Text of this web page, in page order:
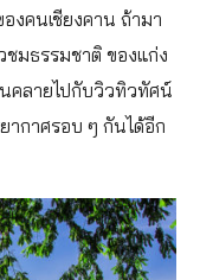
งคนเชียงคาน ถ้ามา
ชมธรรมชาติ ของแก่ง
คลายไปกับวิวทิวทัศน์
ากาศรอบ ๆ กันได้อีก